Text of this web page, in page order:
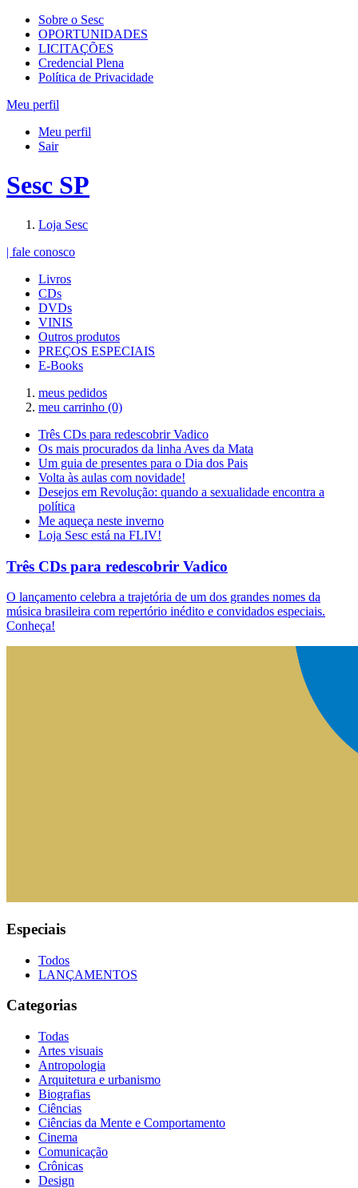
Sobre o Sesc
OPORTUNIDADES
LICITAÇÕES
Credencial Plena
Política de Privacidade
Meu perfil
Meu perfil
Sair
Sesc SP
Loja Sesc
| fale conosco
Livros
CDs
DVDs
VINIS
Outros produtos
PREÇOS ESPECIAIS
E-Books
meus pedidos
meu carrinho (0)
Três CDs para redescobrir Vadico
Os mais procurados da linha Aves da Mata
Um guia de presentes para o Dia dos Pais
Volta às aulas com novidade!
Desejos em Revolução: quando a sexualidade encontra a
política
Me aqueça neste inverno
Loja Sesc está na FLIV!
Três CDs para redescobrir Vadico
O lançamento celebra a trajetória de um dos grandes nomes da
música brasileira com repertório inédito e convidados especiais.
Conheça!
Especiais
Todos
LANÇAMENTOS
Categorias
Todas
Artes visuais
Antropologia
Arquitetura e urbanismo
Biografias
Ciências
Ciências da Mente e Comportamento
Cinema
Comunicação
Crônicas
Design